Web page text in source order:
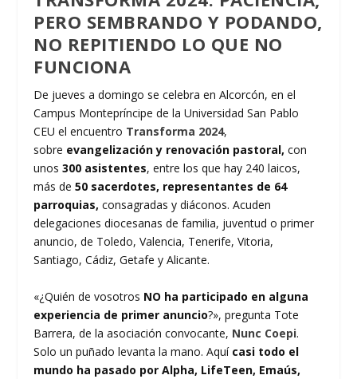
PERO SEMBRANDO Y PODANDO,
NO REPITIENDO LO QUE NO
FUNCIONA
De jueves a domingo se celebra en Alcorcón, en el
Campus Montepríncipe de la Universidad San Pablo
CEU el encuentro Transforma 2024,
sobre evangelización y renovación pastoral, con
unos 300 asistentes, entre los que hay 240 laicos,
más de50 sacerdotes, representantes de 64
parroquias, consagradas y diáconos. Acuden
delegaciones diocesanas de familia, juventud o primer
anuncio, de Toledo, Valencia, Tenerife, Vitoria,
Santiago, Cádiz, Getafe y Alicante.
«¿Quién de vosotros NO ha participado en alguna
experiencia de primer anuncio?», pregunta Tote
Barrera, de la asociación convocante, Nunc Coepi.
Solo un puñado levanta la mano. Aquí casi todo el
mundo ha pasado por Alpha, LifeTeen, Emaús,